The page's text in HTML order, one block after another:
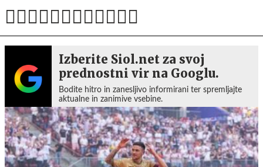
Izberite Siol.net za svoj
prednostni vir na Googlu.
Bodite hitro in zanesljivo informirani ter spremljajte
aktualne in zanimive vsebine.